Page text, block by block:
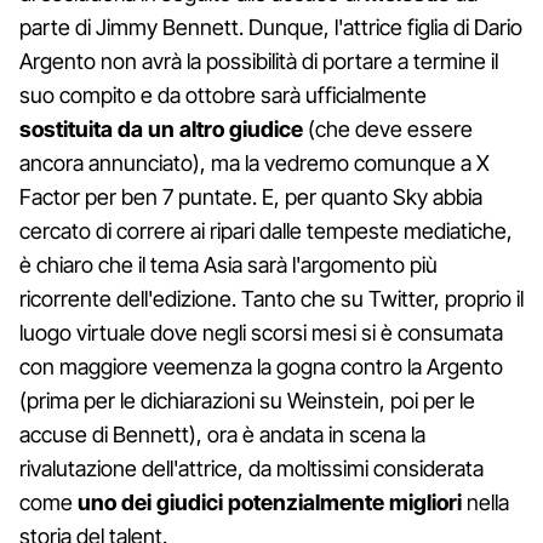
parte di Jimmy Bennett. Dunque, l'attrice figlia di Dario
Argento non avrà la possibilità di portare a termine il
suo compito e da ottobre sarà ufficialmente
sostituita da un altro giudice (che deve essere
ancora annunciato), ma la vedremo comunque a X
Factor per ben 7 puntate. E, per quanto Sky abbia
cercato di correre ai ripari dalle tempeste mediatiche,
è chiaro che il tema Asia sarà l'argomento più
ricorrente dell'edizione. Tanto che su Twitter, proprio il
luogo virtuale dove negli scorsi mesi si è consumata
con maggiore veemenza la gogna contro la Argento
(prima per le dichiarazioni su Weinstein, poi per le
accuse di Bennett), ora è andata in scena la
rivalutazione dell'attrice, da moltissimi considerata
comeuno dei giudici potenzialmente migliori nella
storia del talent.